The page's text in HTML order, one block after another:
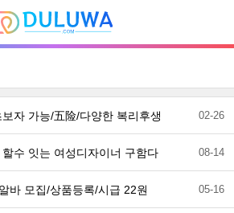
자 가능/五险/다양한 복리후생 02-26
수 잇는 여성디자이너 구함다 08-14
바 모집/상품등록/시급 22원 05-16